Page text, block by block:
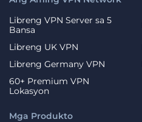
Mga Produkto
Libreng VPN Server sa 5
Bansa
Libreng UK VPN
Libreng Germany VPN
60+ Premium VPN
Lokasyon